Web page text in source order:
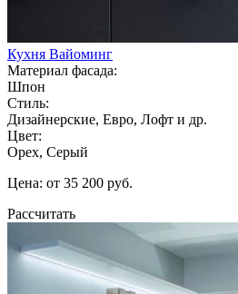
Кухня Вайоминг
Материал фасада:
Шпон
Стиль:
Дизайнерские, Евро, Лофт и др.
Цвет:
Орех, Серый
Цена: от 35 200 руб.
Рассчитать